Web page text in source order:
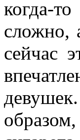
когда-
сложно,
сейчас